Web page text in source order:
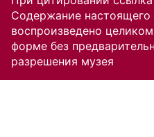
Содержание
воспроизведено
форме без
разрешения музея